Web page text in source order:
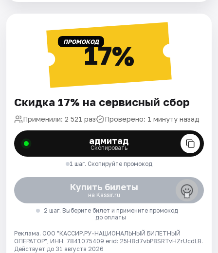
ПРОМОКОД17%
Скидка 17% на сервисный сбор
Применили: 2 521 раз Проверено: 1 минуту назад
адмитад
Скопировать
1 шаг. Скопируйте промокод
Купить билеты
на Kassir.ru
2 шаг. Выберите билет и примените промокод
до оплаты
Реклама. ООО "КАССИР.РУ-НАЦИОНАЛЬНЫЙ БИЛЕТНЫЙ
ОПЕРАТОР", ИНН: 7841075409 erid: 25H8d7vbP8SRTvHZrUcdLB.
Действует до 31 августа 2026